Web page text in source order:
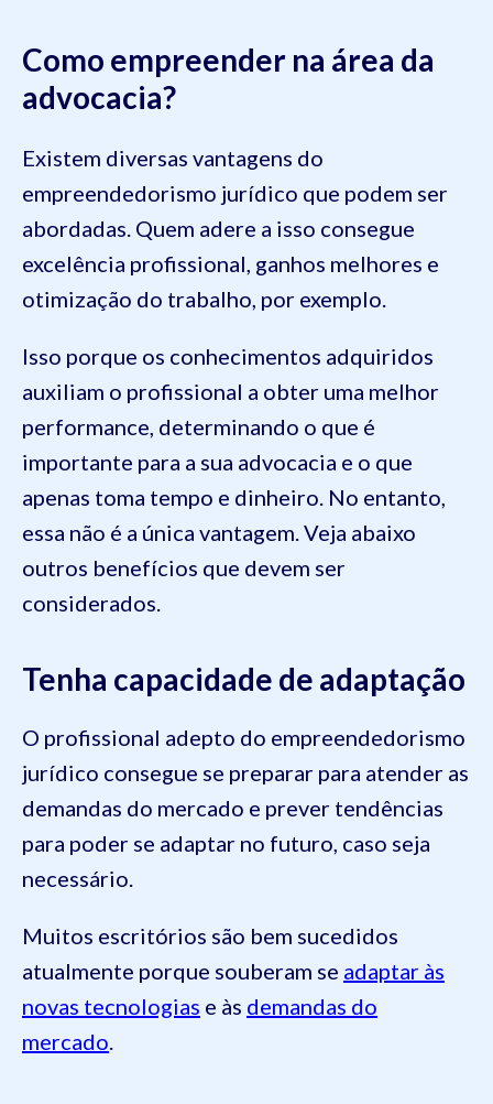
Como empreender na área da
advocacia?
Existem diversas vantagens do
empreendedorismo jurídico que podem ser
abordadas. Quem adere a isso consegue
excelência profissional, ganhos melhores e
otimização do trabalho, por exemplo.
Isso porque os conhecimentos adquiridos
auxiliam o profissional a obter uma melhor
performance, determinando o que é
importante para a sua advocacia e o que
apenas toma tempo e dinheiro. No entanto,
essa não é a única vantagem. Veja abaixo
outros benefícios que devem ser
considerados.
Tenha capacidade de adaptação
O profissional adepto do empreendedorismo
jurídico consegue se preparar para atender as
demandas do mercado e prever tendências
para poder se adaptar no futuro, caso seja
necessário.
Muitos escritórios são bem sucedidos
atualmente porque souberam se adaptar às
novas tecnologias e às demandas do
mercado.